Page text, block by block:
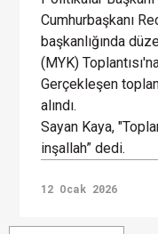
Cumhurbaşkanı
başkanlığında
(MYK)
Gerçekleşen
alındı.
Sayan Kaya,
inşallah” dedi.
12 Ocak 2026